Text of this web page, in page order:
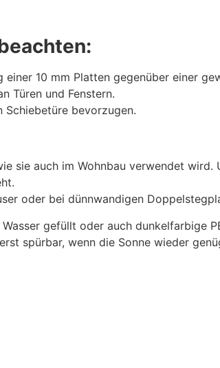
10 mm Platten gegenüber einer
Türen und Fenstern.
bevorzugen.
sie auch im Wohnbau verwendet
oder bei dünnwandigen
gefüllt oder auch dunkelfarbige
spürbar, wenn die Sonne wieder